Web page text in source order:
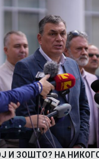
И ЗОШТО? НА